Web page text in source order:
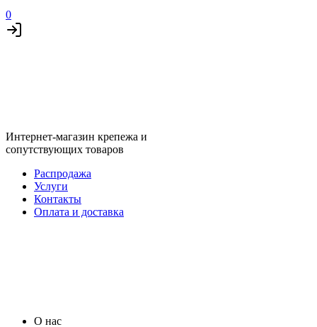
0
Интернет-магазин крепежа и
сопутствующих товаров
Распродажа
Услуги
Контакты
Оплата и доставка
О нас